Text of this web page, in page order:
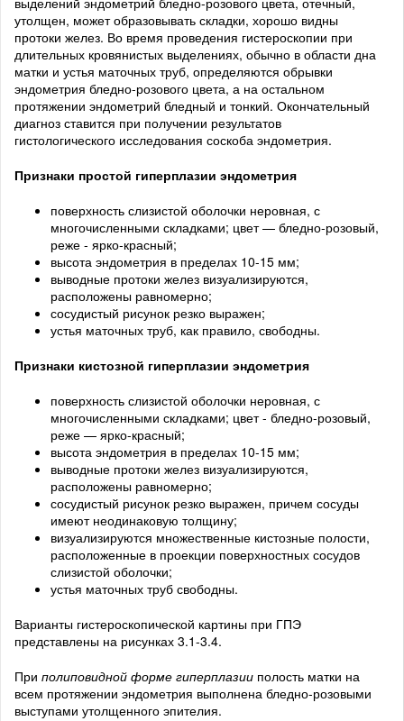
утолщен, может образовывать складки, хорошо видны
протоки желез. Во время проведения гистероскопии при
длительных кровянистых выделениях, обычно в области дна
матки и устья маточных труб, определяются обрывки
эндометрия бледно-розового цвета, а на остальном
протяжении эндометрий бледный и тонкий. Окончательный
диагноз ставится при получении результатов
гистологического исследования соскоба эндометрия.
Признаки простой гиперплазии эндометрия
поверхность слизистой оболочки неровная, с
многочисленными складками; цвет — бледно-розовый,
реже - ярко-красный;
высота эндометрия в пределах 10-15 мм;
выводные протоки желез визуализируются,
расположены равномерно;
сосудистый рисунок резко выражен;
устья маточных труб, как правило, свободны.
Признаки кистозной гиперплазии эндометрия
поверхность слизистой оболочки неровная, с
многочисленными складками; цвет - бледно-розовый,
реже — ярко-красный;
высота эндометрия в пределах 10-15 мм;
выводные протоки желез визуализируются,
расположены равномерно;
сосудистый рисунок резко выражен, причем сосуды
имеют неодинаковую толщину;
визуализируются множественные кистозные полости,
расположенные в проекции поверхностных сосудов
слизистой оболочки;
устья маточных труб свободны.
Варианты гистероскопической картины при ГПЭ
представлены на рисунках 3.1-3.4.
При полиповидной форме гиперплазии полость матки на
всем протяжении эндометрия выполнена бледно-розовыми
выступами утолщенного эпителия.